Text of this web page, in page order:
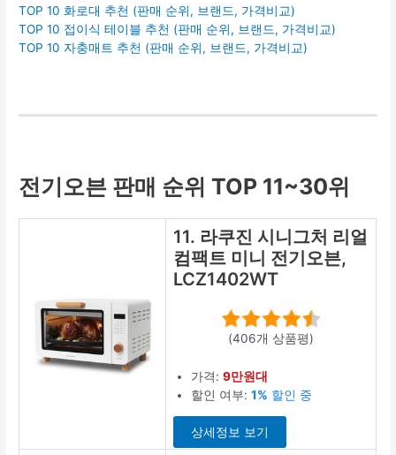
TOP 10 화로대 추천 (판매 순위, 브랜드, 가격비교)
TOP 10 접이식 테이블 추천 (판매 순위, 브랜드, 가격비교)
TOP 10 자충매트 추천 (판매 순위, 브랜드, 가격비교)
전기오븐 판매 순위 TOP 11~30위
11. 라쿠진 시니그처 리얼
컴팩트 미니 전기오븐,
LCZ1402WT
(406개 상품평)
가격:9만원대
할인 여부:1% 할인 중
상세정보 보기